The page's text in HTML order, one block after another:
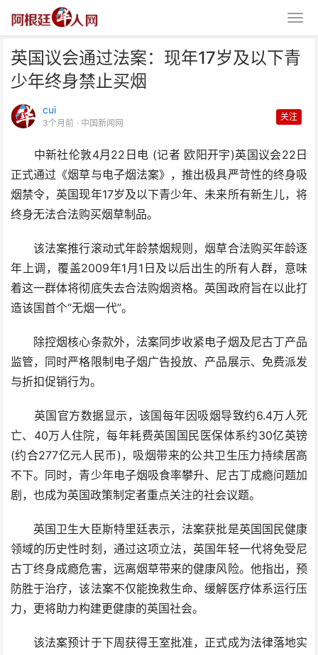
英国议会通过法案：现年17岁及以下青
少年终身禁止买烟
cui
3个月前 · 中国新闻网
关注
中新社伦敦4月22日电 (记者 欧阳开宇)英国议会22日
正式通过《烟草与电子烟法案》，推出极具严苛性的终身吸
烟禁令，英国现年17岁及以下青少年、未来所有新生儿，将
终身无法合法购买烟草制品。
该法案推行滚动式年龄禁烟规则，烟草合法购买年龄逐
年上调，覆盖2009年1月1日及以后出生的所有人群，意味
着这一群体将彻底失去合法购烟资格。英国政府旨在以此打
造该国首个“无烟一代”。
除控烟核心条款外，法案同步收紧电子烟及尼古丁产品
监管，同时严格限制电子烟广告投放、产品展示、免费派发
与折扣促销行为。
英国官方数据显示，该国每年因吸烟导致约6.4万人死
亡、40万人住院，每年耗费英国国民医保体系约30亿英镑
(约合277亿元人民币)，吸烟带来的公共卫生压力持续居高
不下。同时，青少年电子烟吸食率攀升、尼古丁成瘾问题加
剧，也成为英国政策制定者重点关注的社会议题。
英国卫生大臣斯特里廷表示，法案获批是英国国民健康
领域的历史性时刻，通过这项立法，英国年轻一代将免受尼
古丁终身成瘾危害，远离烟草带来的健康风险。他指出，预
防胜于治疗，该法案不仅能挽救生命、缓解医疗体系运行压
力，更将助力构建更健康的英国社会。
该法案预计于下周获得王室批准，正式成为法律落地实
英国议会通过法案：现年17岁及
以下青少年终身禁止买烟